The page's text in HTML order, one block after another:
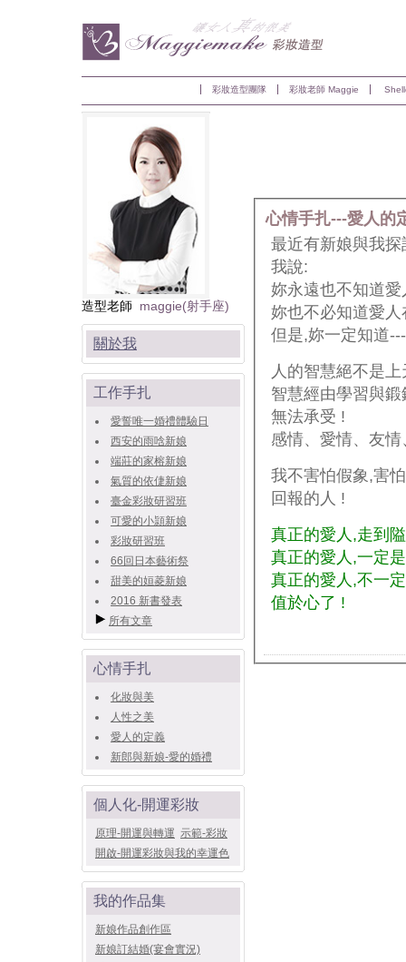
彩妝造型團隊 彩妝老師 Maggie
造型老師 maggie(射手座)
關於我
工作手扎
愛誓唯一婚禮體驗日
西安的雨唅新娘
端莊的家榕新娘
氣質的依倢新娘
臺金彩妝研習班
可愛的小頴新娘
彩妝研習班
66回日本藝術祭
甜美的姮菱新娘
2016 新書發表
所有文章
心情手扎
化妝與美
人性之美
愛人的定義
新郎與新娘-愛的婚禮
個人化-開運彩妝
原理-開運與轉運 示範-彩妝
開啟-開運彩妝與我的幸運色
我的作品集
新娘作品創作區
新娘訂結婚(宴會實況)
心情手扎---愛人的
最近有新娘與我
我說:
妳永遠也不知道
妳也不必知道愛
但是,妳一定知道
人的智慧絕不是
智慧經由學習與
無法承受 !
感情、愛情、友
我不害怕假象,害
回報的人 !
真正的愛人,走到
真正的愛人,一定
真正的愛人,不一
值於心了 !